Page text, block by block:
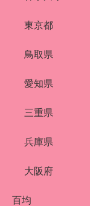
東京都
鳥取県
愛知県
三重県
兵庫県
大阪府
百均